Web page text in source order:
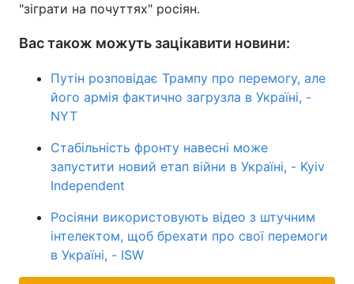
"зіграти на почуттях" росіян.
Вас також можуть зацікавити новини:
Путін розповідає Трампу про перемогу, але
його армія фактично загрузла в Україні, -
NYT
Стабільність фронту навесні може
запустити новий етап війни в Україні, - Kyiv
Independent
Росіяни використовують відео з штучним
інтелектом, щоб брехати про свої перемоги
в Україні, - ISW